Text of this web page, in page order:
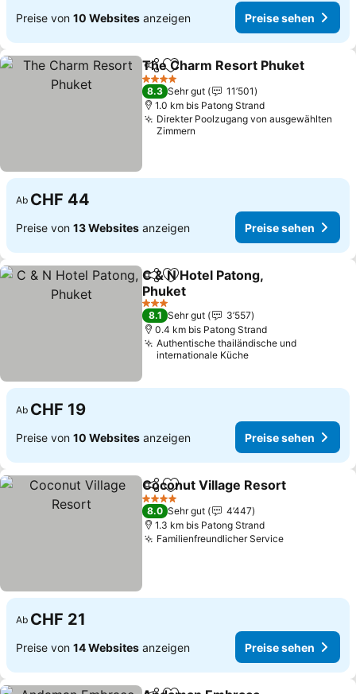
Preise von 10 Websites anzeigen Preise sehen
TeilenZu Favoriten hinzufügen
The Charm Resort Phuket
4 Sterne
8.3 Sehr gut
11’501
1.0 km bis Patong Strand
Direkter Poolzugang von ausgewählten
Zimmern
Ab CHF 44
Preise von 13 Websites anzeigen Preise sehen
TeilenZu Favoriten hinzufügen
C & N Hotel Patong,
Phuket
Preise sehen
3 Sterne
8.1 Sehr gut
3’557
0.4 km bis Patong Strand
Authentische thailändische und
internationale Küche
Ab CHF 19
Preise von 10 Websites anzeigen Preise sehen
TeilenZu Favoriten hinzufügen
Coconut Village Resort
4 Sterne
8.0 Sehr gut
4’447
1.3 km bis Patong Strand
Familienfreundlicher ServicePreise
Ab CHF 21
Preise von 14 Websites anzeigen Preise sehen